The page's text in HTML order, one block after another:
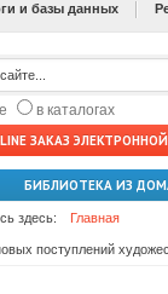
и базы данных
в каталогах
LINE ЗАКАЗ
БИБЛИОТЕКА ИЗ
здесь: Главная